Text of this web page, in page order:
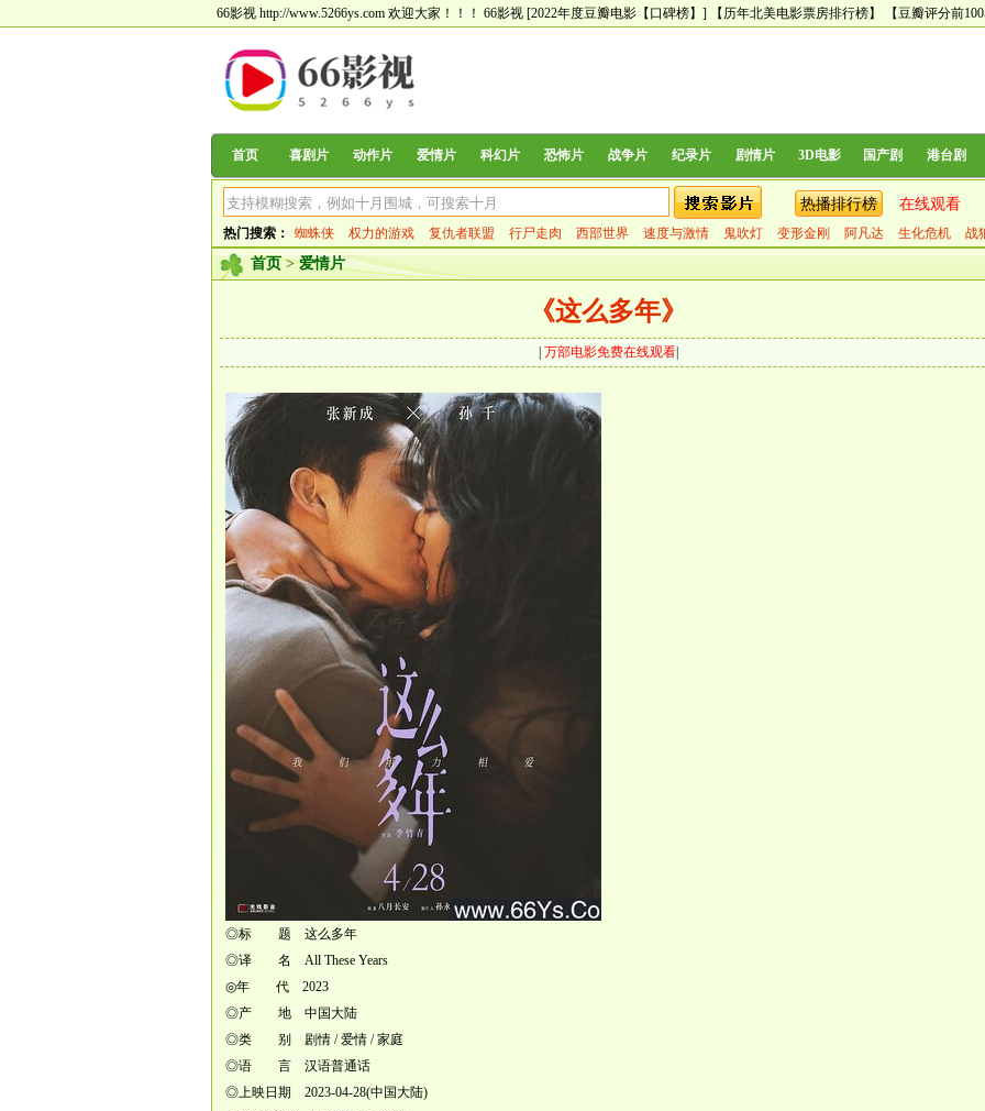
66影视 http://www.5266ys.com 欢迎大家！！！ 66影视 [2022年度豆瓣电影【口碑榜】] 【历年北美电影票房排行榜】 【豆瓣评分前
首页 喜剧片 动作片 爱情片 科幻片 恐怖片 战争片 纪录片 剧情片 3D电影 国产剧 港台剧
热播排行榜 在线观看
热门搜索： 蜘蛛侠 权力的游戏 复仇者联盟 行尸走肉 西部世界 速度与激情 鬼吹灯 变形金刚 阿凡达 生化危机 战
首页>爱情片
《这么多年》
万部电影免费在线观看|
◎标 题 这么多年
◎译 名 All These Years
◎年 代 2023
◎产 地 中国大陆
◎类 别 剧情 / 爱情 / 家庭
◎语 言 汉语普通话
◎上映日期 2023-04-28(中国大陆)